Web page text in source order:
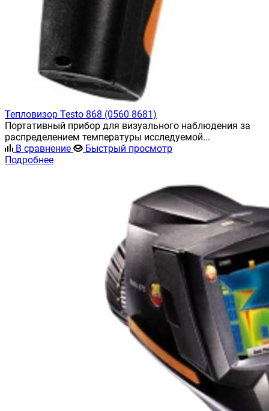
Тепловизор Testo 868 (0560 8681)
Портативный прибор для визуального наблюдения за
распределением температуры исследуемой...
В сравнение
Быстрый просмотр
Подробнее